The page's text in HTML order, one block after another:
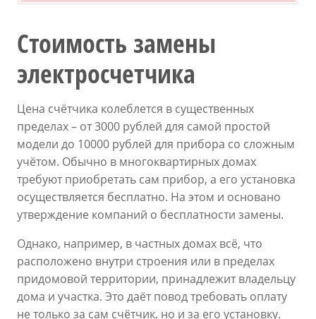
Стоимость замены
электросчетчика
Цена счётчика колеблется в существенных
пределах – от 3000 рублей для самой простой
модели до 10000 рублей для прибора со сложным
учётом. Обычно в многоквартирных домах
требуют приобретать сам прибор, а его установка
осуществляется бесплатно. На этом и основано
утверждение компаний о бесплатности замены.
Однако, например, в частных домах всё, что
расположено внутри строения или в пределах
придомовой территории, принадлежит владельцу
дома и участка. Это даёт повод требовать оплату
не только за сам счётчик, но и за его установку.